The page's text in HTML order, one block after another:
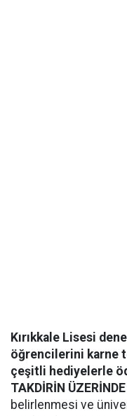
Kırıkkale Lisesi
öğrencilerini karne
çeşitli hediyelerle
TAKDİRİN ÜZERİNDE
belirlenmesi ve